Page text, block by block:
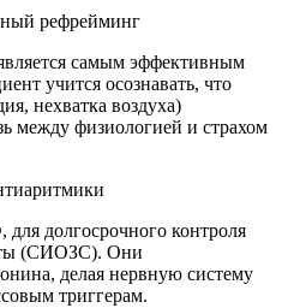
рефрейминг
самым эффективным
учится осознавать, что
нехватка воздуха)
между физиологией и страхом
долгосрочного контроля
(СИОЗС). Они
делая нервную систему
триггерам.